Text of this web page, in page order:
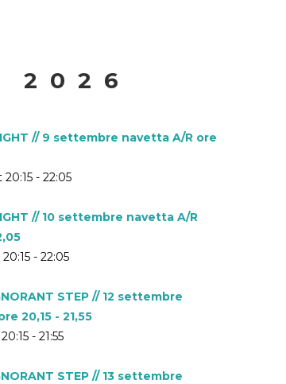
2026
// 9 settembre navetta A/R ore
- 22:05
// 10 settembre navetta A/R
- 22:05
STEP // 12 settembre
20,15 - 21,55
- 21:55
STEP // 13 settembre